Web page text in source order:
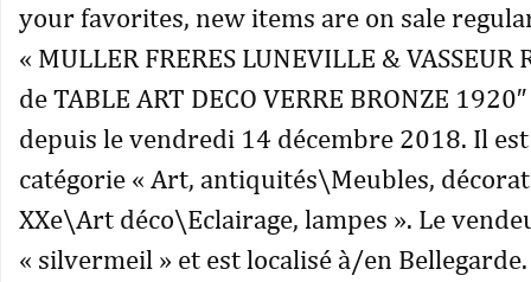
your favorites, new items are on sale
« MULLER FRERES LUNEVILLE & VASSEUR
de TABLE ART DECO VERRE BRONZE
depuis le vendredi 14 décembre 2018. Il
catégorie « Art, antiquités\Meubles,
XXe\Art déco\Eclairage, lampes ». Le
« silvermeil » et est localisé à/en